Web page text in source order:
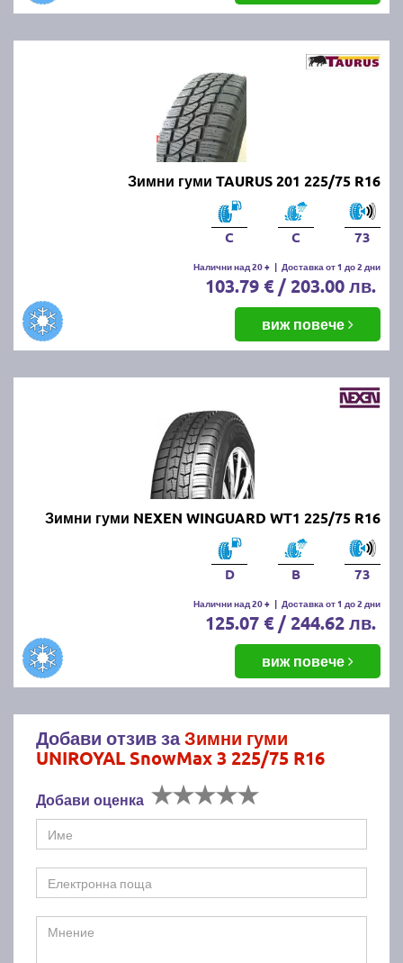
Зимни гуми TAURUS 201 225/75 R16
C C 73
Налични над 20 + | Доставка от 1 до 2 дни
103.79 € / 203.00 лв.
виж повече
Зимни гуми NEXEN WINGUARD WT1 225/75 R16
D B 73
Налични над 20 + | Доставка от 1 до 2 дни
125.07 € / 244.62 лв.
виж повече
Добави отзив заЗимни гуми
UNIROYAL SnowMax 3 225/75 R16
Добави оценка